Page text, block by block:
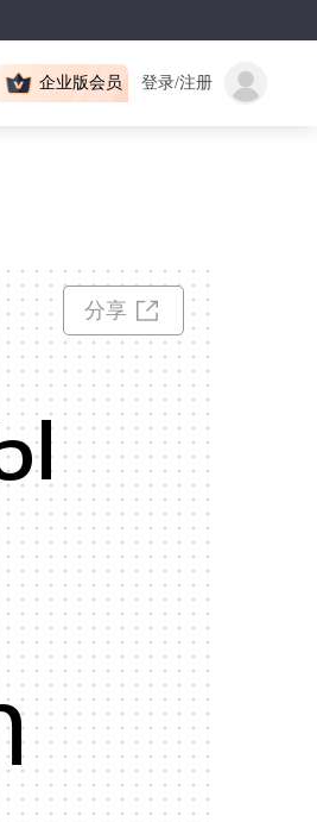
登录/注册
企业版会员
分享